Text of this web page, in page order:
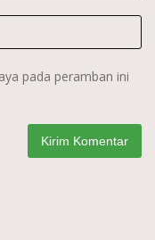
pada peramban ini